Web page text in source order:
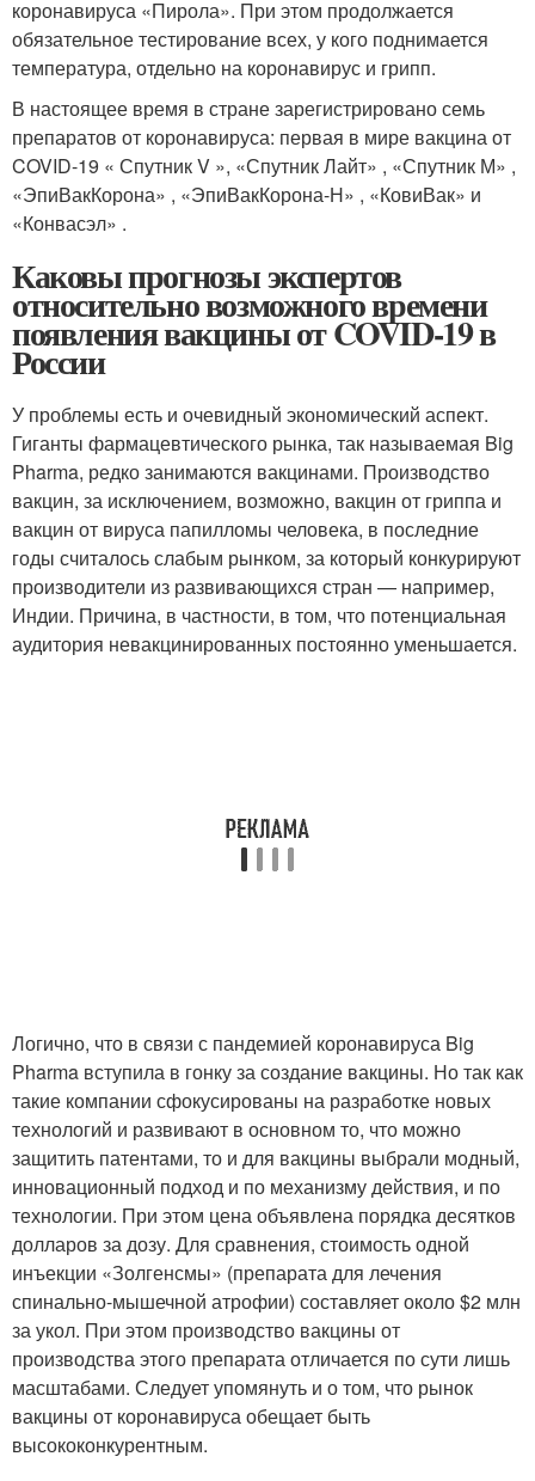
коронавируса «Пирола». При этом продолжается
обязательное тестирование всех, у кого поднимается
температура, отдельно на коронавирус и грипп.
В настоящее время в стране зарегистрировано семь
препаратов от коронавируса: первая в мире вакцина от
COVID-19 « Спутник V », «Спутник Лайт» , «Спутник М» ,
«ЭпиВакКорона» , «ЭпиВакКорона-Н» , «КовиВак» и
«Конвасэл» .
Каковы прогнозы экспертов
относительно возможного времени
появления вакцины от COVID-19 в
России
У проблемы есть и очевидный экономический аспект.
Гиганты фармацевтического рынка, так называемая Big
Pharma, редко занимаются вакцинами. Производство
вакцин, за исключением, возможно, вакцин от гриппа и
вакцин от вируса папилломы человека, в последние
годы считалось слабым рынком, за который конкурируют
производители из развивающихся стран — например,
Индии. Причина, в частности, в том, что потенциальная
аудитория невакцинированных постоянно уменьшается.
Логично, что в связи с пандемией коронавируса Big
Pharma вступила в гонку за создание вакцины. Но так как
такие компании сфокусированы на разработке новых
технологий и развивают в основном то, что можно
защитить патентами, то и для вакцины выбрали модный,
инновационный подход и по механизму действия, и по
технологии. При этом цена объявлена порядка десятков
долларов за дозу. Для сравнения, стоимость одной
инъекции «Золгенсмы» (препарата для лечения
спинально-мышечной атрофии) составляет около $2 млн
за укол. При этом производство вакцины от
производства этого препарата отличается по сути лишь
масштабами. Следует упомянуть и о том, что рынок
вакцины от коронавируса обещает быть
высококонкурентным.